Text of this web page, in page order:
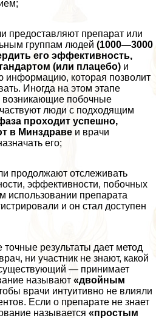
предоставляют препарат или
группам людей (1000—3000
его эффективность,
(или плацебо) и
информацию, которая позволит
Иногда на этом этапе
возникающие побочные
люди с подходящим
проходит успешно,
в Минздраве и врачи
его;
продолжают отслеживать
эффективности, побочных
использовании препарата
и он стал доступен
точные результаты дает метод
ни участник не знают, какой
— принимает
называют «двойным
врачи интуитивно не влияли
Если о препарате не знает
называется «простым